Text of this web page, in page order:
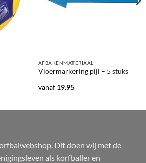
AFBAKENMATERIAAL
Vloermarkering pijl – 5 stuks
vanaf 19.95
Dit doen wij met de
als korfballer en